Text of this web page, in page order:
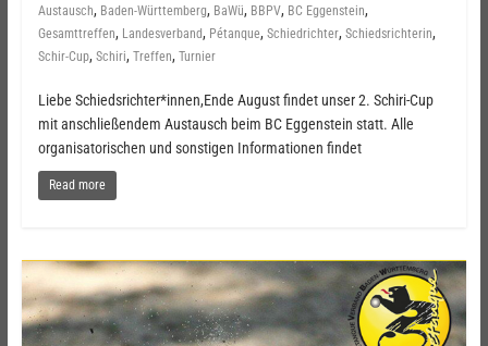
Austausch, Baden-Württemberg, BaWü, BBPV, BC Eggenstein,
Gesamttreffen, Landesverband, Pétanque, Schiedrichter, Schiedsrichterin,
Schir-Cup, Schiri, Treffen, Turnier
Liebe Schiedsrichter*innen,Ende August findet unser 2. Schiri-Cup
mit anschließendem Austausch beim BC Eggenstein statt. Alle
organisatorischen und sonstigen Informationen findet
Read more